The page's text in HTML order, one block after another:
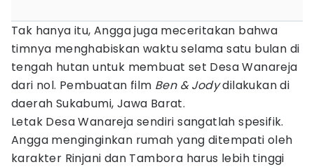
Tak hanya itu, Angga juga meceritakan bahwa
timnya menghabiskan waktu selama satu bulan di
tengah hutan untuk membuat set Desa Wanareja
dari nol. Pembuatan film Ben & Jodydilakukan di
daerah Sukabumi, Jawa Barat.
Letak Desa Wanareja sendiri sangatlah spesifik.
Angga menginginkan rumah yang ditempati oleh
karakter Rinjani dan Tambora harus lebih tinggi